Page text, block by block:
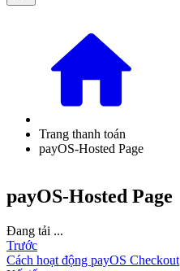
Trang thanh toán
payOS-Hosted Page
payOS-Hosted Page
Đang tải ...
Trước
Cách hoạt động payOS Checkout